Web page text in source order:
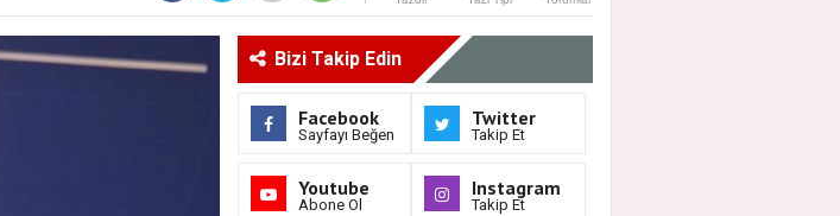
Bizi Takip Edin
Facebook
Sayfayı Beğen
Twitter
Takip Et
Youtube
Abone Ol
Instagram
Takip Et